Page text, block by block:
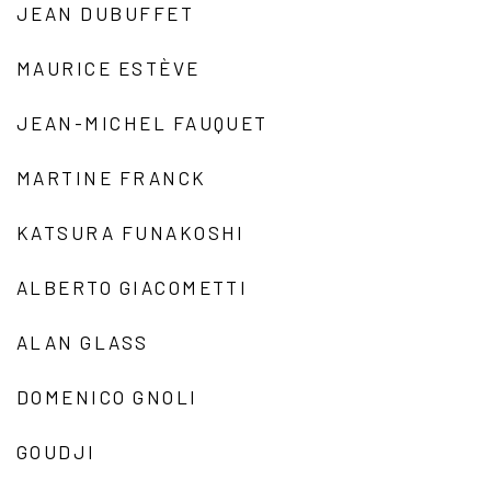
JEAN DUBUFFET
MAURICE ESTÈVE
JEAN-MICHEL FAUQUET
MARTINE FRANCK
KATSURA FUNAKOSHI
ALBERTO GIACOMETTI
ALAN GLASS
DOMENICO GNOLI
GOUDJI